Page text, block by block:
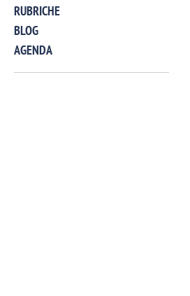
RUBRICHE
BLOG
AGENDA